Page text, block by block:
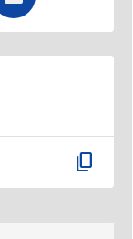
content_copy